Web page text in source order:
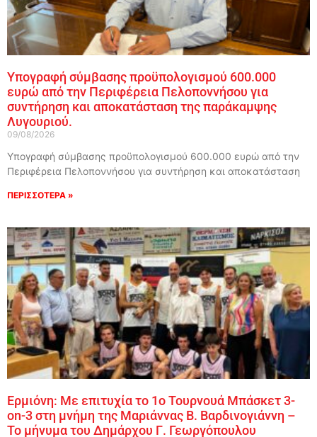
Υπογραφή σύμβασης προϋπολογισμού 600.000
ευρώ από την Περιφέρεια Πελοποννήσου για
συντήρηση και αποκατάσταση της παράκαμψης
Λυγουριού.
09/08/2026
Υπογραφή σύμβασης προϋπολογισμού 600.000 ευρώ από την
Περιφέρεια Πελοποννήσου για συντήρηση και αποκατάσταση
ΠΕΡΙΣΣΟΤΕΡΑ »
Ερμιόνη: Με επιτυχία το 1ο Τουρνουά Μπάσκετ 3-
on-3 στη μνήμη της Μαριάννας Β. Βαρδινογιάννη –
Το μήνυμα του Δημάρχου Γ. Γεωργόπουλου